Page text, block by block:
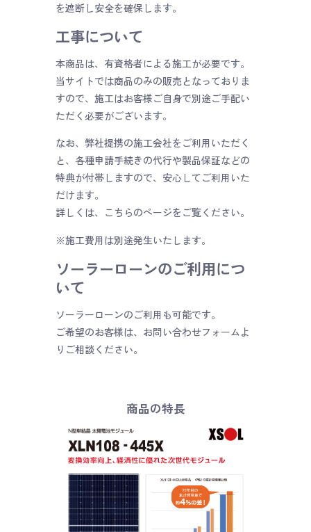
を遮断し安全を確保します。
工事について
本商品は、有資格者による施工が必要です。
当サイトでは商品のみの販売となっておりま
すので、施工はお客様ご自身で別途ご手配い
ただく必要がございます。
なお、弊社提携の施工会社をご利用いただく
と、各種申請手続きの代行や製品保証などの
特典が付帯しますので、安心してご利用いた
だけます。
詳しくは、こちらのページをご覧ください。
※施工費用は別途発生いたします。
ソーラーローンのご利用につ
いて
ソーラーローンのご利用も可能です。
ご希望のお客様は、お問い合わせフォームよ
りご相談ください。
商品の特長